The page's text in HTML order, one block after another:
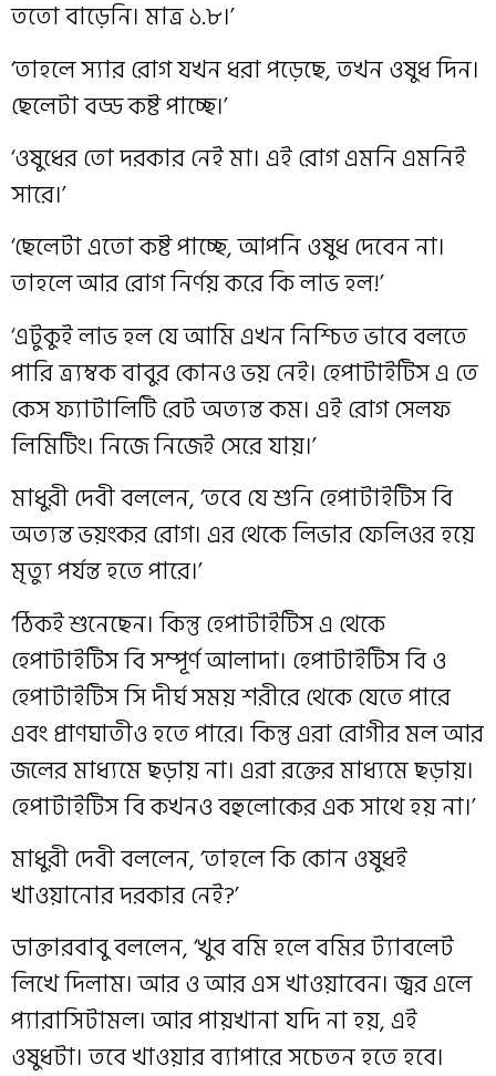
ততো বাড়েনি। মাত্র ১.৮।’
‘তাহলে স্যার রোগ যখন ধরা পড়েছে, তখন ওষুধ দিন।
ছেলেটা বড্ড কষ্ট পাচ্ছে।’
‘ওষুধের তো দরকার নেই মা। এই রোগ এমনি এমনিই
সারে।’
‘ছেলেটা এতো কষ্ট পাচ্ছে, আপনি ওষুধ দেবেন না।
তাহলে আর রোগ নির্ণয় করে কি লাভ হল!’
‘এটুকুই লাভ হল যে আমি এখন নিশ্চিত ভাবে বলতে
পারি ত্র্যম্বক বাবুর কোনও ভয় নেই। হেপাটাইটিস এ তে
কেস ফ্যাটালিটি রেট অত্যন্ত কম। এই রোগ সেলফ
লিমিটিং। নিজে নিজেই সেরে যায়।’
মাধুরী দেবী বললেন, ‘তবে যে শুনি হেপাটাইটিস বি
অত্যন্ত ভয়ংকর রোগ। এর থেকে লিভার ফেলিওর হয়ে
মৃত্যু পর্যন্ত হতে পারে।’
‘ঠিকই শুনেছেন। কিন্তু হেপাটাইটিস এ থেকে
হেপাটাইটিস বি সম্পূর্ণ আলাদা। হেপাটাইটিস বি ও
হেপাটাইটিস সি দীর্ঘ সময় শরীরে থেকে যেতে পারে
এবং প্রাণঘাতীও হতে পারে। কিন্তু এরা রোগীর মল আর
জলের মাধ্যমে ছড়ায় না। এরা রক্তের মাধ্যমে ছড়ায়।
হেপাটাইটিস বি কখনও বহুলোকের এক সাথে হয় না।’
মাধুরী দেবী বললেন, ‘তাহলে কি কোন ওষুধই
খাওয়ানোর দরকার নেই?’
ডাক্তারবাবু বললেন, ‘খুব বমি হলে বমির ট্যাবলেট
লিখে দিলাম। আর ও আর এস খাওয়াবেন। জ্বর এলে
প্যারাসিটামল। আর পায়খানা যদি না হয়, এই
ওষুধটা। তবে খাওয়ার ব্যাপারে সচেতন হতে হবে।